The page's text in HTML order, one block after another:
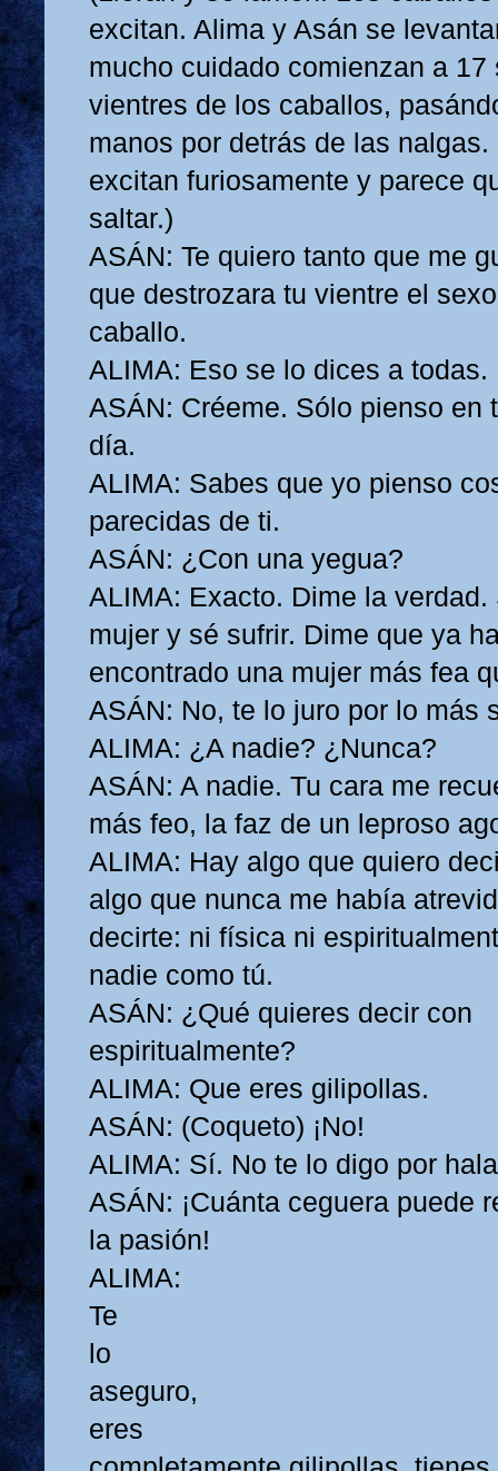
excitan. Alima y Asán se
mucho cuidado comienzan a 17
vientres de los caballos,
manos por detrás de las nalgas.
excitan furiosamente y parece
saltar.)
ASÁN: Te quiero tanto que me
que destrozara tu vientre el
caballo.
ALIMA: Eso se lo dices a todas.
ASÁN: Créeme. Sólo pienso en
día.
ALIMA: Sabes que yo pienso
parecidas de ti.
ASÁN: ¿Con una yegua?
ALIMA: Exacto. Dime la verdad.
mujer y sé sufrir. Dime que ya
encontrado una mujer más fea
ASÁN: No, te lo juro por lo más
ALIMA: ¿A nadie? ¿Nunca?
ASÁN: A nadie. Tu cara me
más feo, la faz de un leproso
ALIMA: Hay algo que quiero
algo que nunca me había
decirte: ni física ni
nadie como tú.
ASÁN: ¿Qué quieres decir con
espiritualmente?
ALIMA: Que eres gilipollas.
ASÁN: (Coqueto) ¡No!
ALIMA: Sí. No te lo digo por
ASÁN: ¡Cuánta ceguera puede
la pasión!
ALIMA:
Te
lo
aseguro,
eres